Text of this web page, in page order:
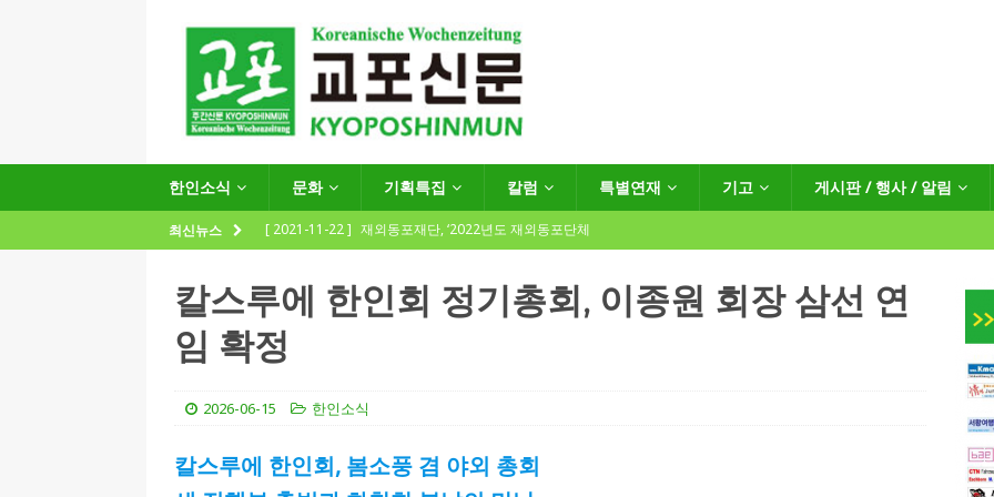
한인소식 문화 기획특집 칼럼 특별연재 기고 게시판 / 행사 / 알림
최신뉴스 [ 2021-11-22 ] 재외동포재단, ‘2022년도 재외동포단체
[ 2021-09-24 ]
함부르크한인회
제57회 정기총회 공고 및 제30대 한인회장선거 공고
(12.14일 기준)
[ 2026-07-27 ] “재독동포와 함께하는 재독일한인체육회로 거듭나겠습니다”
[ 2026-07-27 ] KIST 유럽연구소 30돌…“한-EU 협력 ‘가교’ 넘어 혁신 거점으로”
칼스루에 한인회 정기총회, 이종원 회장 삼선 연
임 확정
2026-06-15 한인소식
칼스루에 한인회, 봄소풍 겸 야외 총회